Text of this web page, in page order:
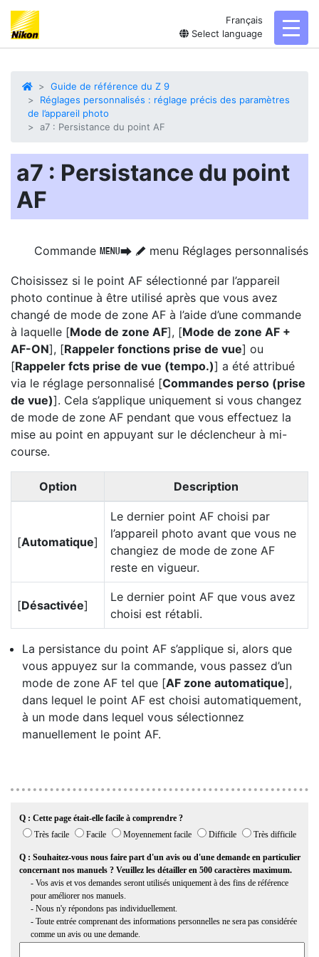
Français
Select language
Guide de référence du Z 9
Réglages personnalisés : réglage précis des paramètres
de l’appareil photo
a7 : Persistance du point AF
a7 : Persistance du point
AF
Commande GU A menu Réglages personnalisés
Choisissez si le point AF sélectionné par l’appareil
photo continue à être utilisé après que vous avez
changé de mode de zone AF à l’aide d’une commande
à laquelle [Mode de zone AF], [Mode de zone AF +
AF-ON], [Rappeler fonctions prise de vue] ou
[Rappeler fcts prise de vue (tempo.)] a été attribué
via le réglage personnalisé [Commandes perso (prise
de vue)]. Cela s’applique uniquement si vous changez
de mode de zone AF pendant que vous effectuez la
mise au point en appuyant sur le déclencheur à mi-
course.
Option Description
[Automatique]
Le dernier point AF choisi par
l’appareil photo avant que vous ne
changiez de mode de zone AF
reste en vigueur.
[Désactivée]
Le dernier point AF que vous avez
choisi est rétabli.
La persistance du point AF s’applique si, alors que
vous appuyez sur la commande, vous passez d’un
mode de zone AF tel que [AF zone automatique],
dans lequel le point AF est choisi automatiquement,
à un mode dans lequel vous sélectionnez
manuellement le point AF.